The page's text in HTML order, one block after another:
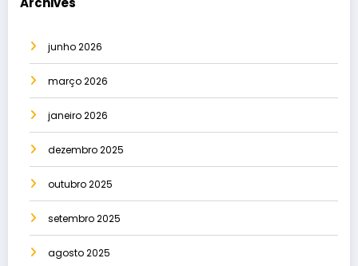
junho 2026
março 2026
janeiro 2026
dezembro 2025
outubro 2025
setembro 2025
agosto 2025